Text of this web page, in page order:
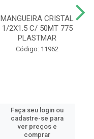
MANGUEIRA CRISTAL
1/2X1.5 C/ 50MT 775
PLASTMAR
Código: 11962
Faça seu login ou
cadastre-se para
ver preços e
comprar